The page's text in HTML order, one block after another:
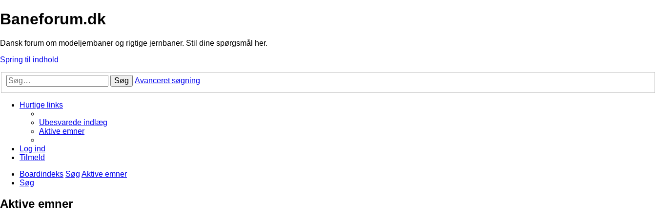
Baneforum.dk
Dansk forum om modeljernbaner og rigtige jernbaner. Stil dine spørgsmål her.
Spring til indhold
Søg Avanceret søgning
Hurtige links
Ubesvarede indlæg
Aktive emner
Log ind
Tilmeld
Boardindeks Søg Aktive emner
Søg
Aktive emner